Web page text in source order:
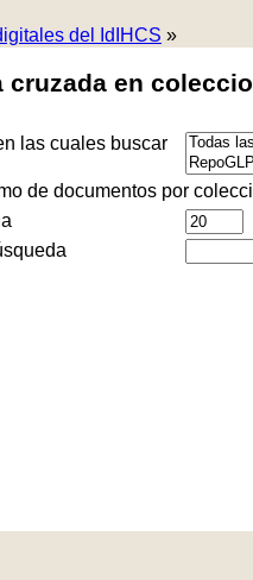
del IdIHCS »
cruzada en
las cuales buscar
de documentos por